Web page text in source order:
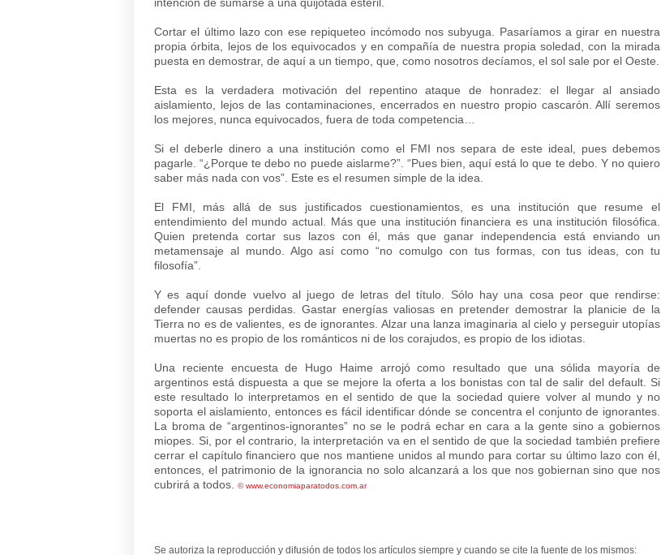
Cortar el último lazo con ese repiqueteo incómodo nos subyuga. Pasaríamos a girar en nuestra
propia órbita, lejos de los equivocados y en compañía de nuestra propia soledad, con la mirada
puesta en demostrar, de aquí a un tiempo, que, como nosotros decíamos, el sol sale por el Oeste.
Esta es la verdadera motivación del repentino ataque de honradez: el llegar al ansiado
aislamiento, lejos de las contaminaciones, encerrados en nuestro propio cascarón. Allí seremos
los mejores, nunca equivocados, fuera de toda competencia…
Si el deberle dinero a una institución como el FMI nos separa de este ideal, pues debemos
pagarle. “¿Porque te debo no puede aislarme?”. “Pues bien, aquí está lo que te debo. Y no quiero
saber más nada con vos”. Este es el resumen simple de la idea.
El FMI, más allá de sus justificados cuestionamientos, es una institución que resume el
entendimiento del mundo actual. Más que una institución financiera es una institución filosófica.
Quien pretenda cortar sus lazos con él, más que ganar independencia está enviando un
metamensaje al mundo. Algo así como “no comulgo con tus formas, con tus ideas, con tu
filosofía”.
Y es aquí donde vuelvo al juego de letras del título. Sólo hay una cosa peor que rendirse:
defender causas perdidas. Gastar energías valiosas en pretender demostrar la planicie de la
Tierra no es de valientes, es de ignorantes. Alzar una lanza imaginaria al cielo y perseguir utopías
muertas no es propio de los románticos ni de los corajudos, es propio de los idiotas.
Una reciente encuesta de Hugo Haime arrojó como resultado que una sólida mayoría de
argentinos está dispuesta a que se mejore la oferta a los bonistas con tal de salir del default. Si
este resultado lo interpretamos en el sentido de que la sociedad quiere volver al mundo y no
soporta el aislamiento, entonces es fácil identificar dónde se concentra el conjunto de ignorantes.
La broma de “argentinos-ignorantes” no se le podrá echar en cara a la gente sino a gobiernos
miopes. Si, por el contrario, la interpretación va en el sentido de que la sociedad también prefiere
cerrar el capítulo financiero que nos mantiene unidos al mundo para cortar su último lazo con él,
entonces, el patrimonio de la ignorancia no solo alcanzará a los que nos gobiernan sino que nos
cubrirá a todos.
©www.economiaparatodos.com.ar
Se autoriza la reproducción y difusión de todos los artículos siempre y cuando se cite la fuente de los mismos: